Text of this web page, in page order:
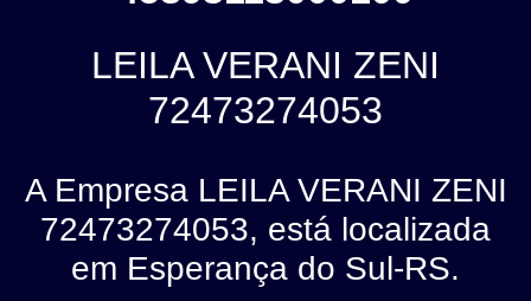
LEILA VERANI ZENI
72473274053
A Empresa LEILA VERANI ZENI
72473274053, está localizada
em Esperança do Sul-RS.